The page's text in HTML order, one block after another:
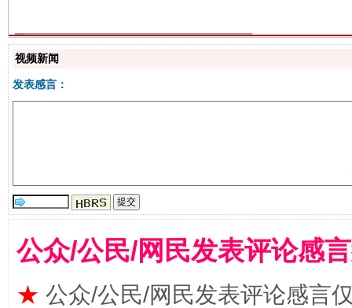
揭批美国五大"原罪" "炒
视频新闻
发表感言：
公众/公民/网民发表评论感
★ 公众/公民/网民发表评论感言